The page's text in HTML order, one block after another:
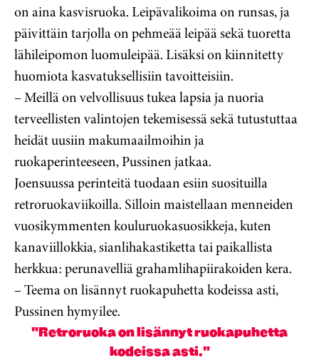
on aina kasvisruoka. Leipävalikoima on runsas, ja
päivittäin tarjolla on pehmeää leipää sekä tuoretta
lähileipomon luomuleipää. Lisäksi on kiinnitetty
huomiota kasvatuksellisiin tavoitteisiin.
– Meillä on velvollisuus tukea lapsia ja nuoria
terveellisten valintojen tekemisessä sekä tutustuttaa
heidät uusiin makumaailmoihin ja
ruokaperinteeseen, Pussinen jatkaa.
Joensuussa perinteitä tuodaan esiin suosituilla
retroruokaviikoilla. Silloin maistellaan menneiden
vuosikymmenten kouluruokasuosikkeja, kuten
kanaviillokkia, sianlihakastiketta tai paikallista
herkkua: perunavelliä grahamlihapiirakoiden kera.
– Teema on lisännyt ruokapuhetta kodeissa asti,
Pussinen hymyilee.
"Retroruoka on lisännyt ruokapuhetta
kodeissa asti."